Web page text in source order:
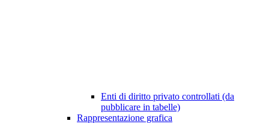
Enti di diritto privato controllati (da
pubblicare in tabelle)
Rappresentazione grafica